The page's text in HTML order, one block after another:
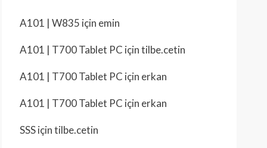
A101 | W835 için emin
A101 | T700 Tablet PC içintilbe.cetin
A101 | T700 Tablet PC için erkan
A101 | T700 Tablet PC için erkan
SSSiçintilbe.cetin